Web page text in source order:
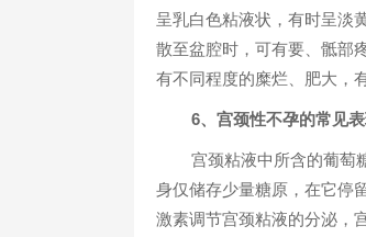
呈乳白色粘液状，有时呈淡
散至盆腔时，可有要、骶部
有不同程度的糜烂、肥大，
6、宫颈性不孕的常见
宫颈粘液中所含的葡萄
身仅储存少量糖原，在它停
激素调节宫颈粘液的分泌，